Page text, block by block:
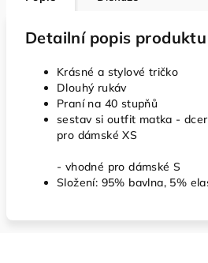
Detailní popis produktu
Krásné a stylové tričko
Dlouhý rukáv
Praní na 40 stupňů
sestav si outfit matka -
pro dámské XS
- vhodné pro dámské S
Složení: 95% bavlna, 5%